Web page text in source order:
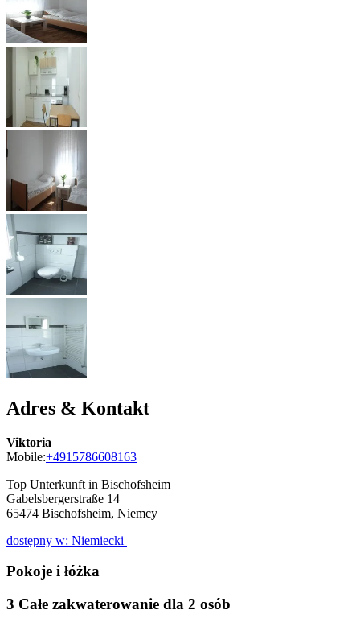
Adres & Kontakt
Viktoria
Mobile:+4915786608163
Top Unterkunft in Bischofsheim
Gabelsbergerstraße 14
65474 Bischofsheim, Niemcy
dostępny w: Niemiecki
Pokoje i łóżka
3 Całe zakwaterowanie dla 2 osób